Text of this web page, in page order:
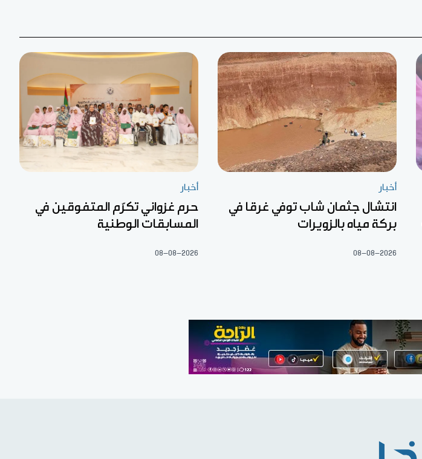
أخبار
انتشال جثمان شاب توفي غرقا في
بركة مياه بالزويرات
08-08-2026
أخبار
حرم غزواني تكرّم المتفوقين في
المسابقات الوطنية
08-08-2026